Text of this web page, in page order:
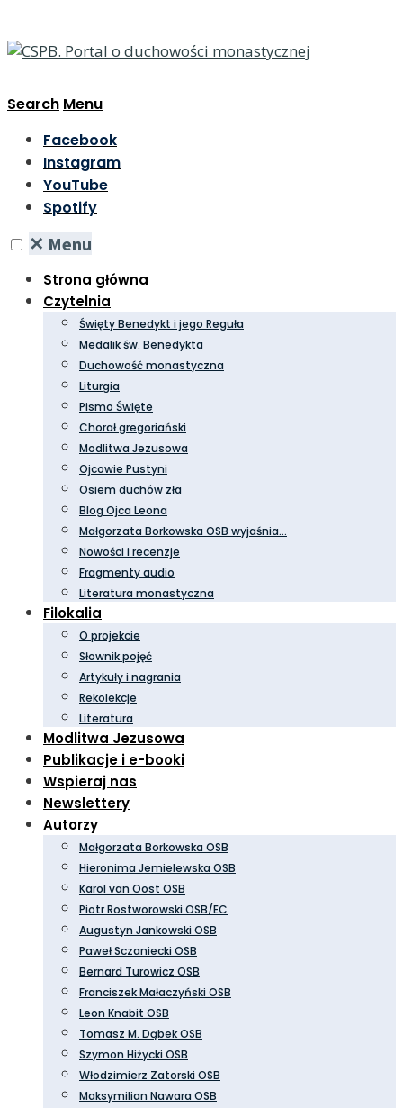
Search Menu
Facebook
Instagram
YouTube
Spotify
✕ Menu
Strona główna
Czytelnia
Święty Benedykt i jego Reguła
Medalik św. Benedykta
Duchowość monastyczna
Liturgia
Pismo Święte
Chorał gregoriański
Modlitwa Jezusowa
Ojcowie Pustyni
Osiem duchów zła
Blog Ojca Leona
Małgorzata Borkowska OSB wyjaśnia…
Nowości i recenzje
Fragmenty audio
Literatura monastyczna
Filokalia
O projekcie
Słownik pojęć
Artykuły i nagrania
Rekolekcje
Literatura
Modlitwa Jezusowa
Publikacje i e-booki
Wspieraj nas
Newslettery
Autorzy
Małgorzata Borkowska OSB
Hieronima Jemielewska OSB
Karol van Oost OSB
Piotr Rostworowski OSB/EC
Augustyn Jankowski OSB
Paweł Sczaniecki OSB
Bernard Turowicz OSB
Franciszek Małaczyński OSB
Leon Knabit OSB
Tomasz M. Dąbek OSB
Szymon Hiżycki OSB
Włodzimierz Zatorski OSB
Maksymilian Nawara OSB